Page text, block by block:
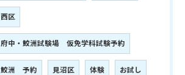
西区
府中・鮫洲試験場 仮免学科試験予約
鮫洲 予約 見沼区 体験 お試し